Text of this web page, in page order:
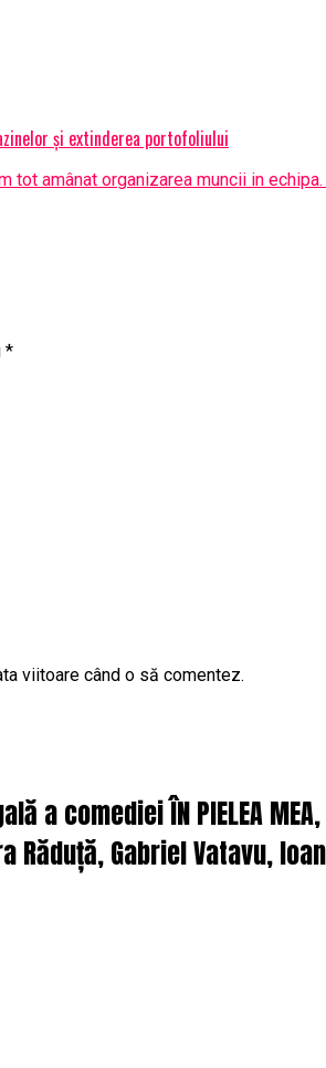
și extinderea portofoliului
*
viitoare când o să comentez.
comediei ÎN PIELEA
Gabriel Vatavu,